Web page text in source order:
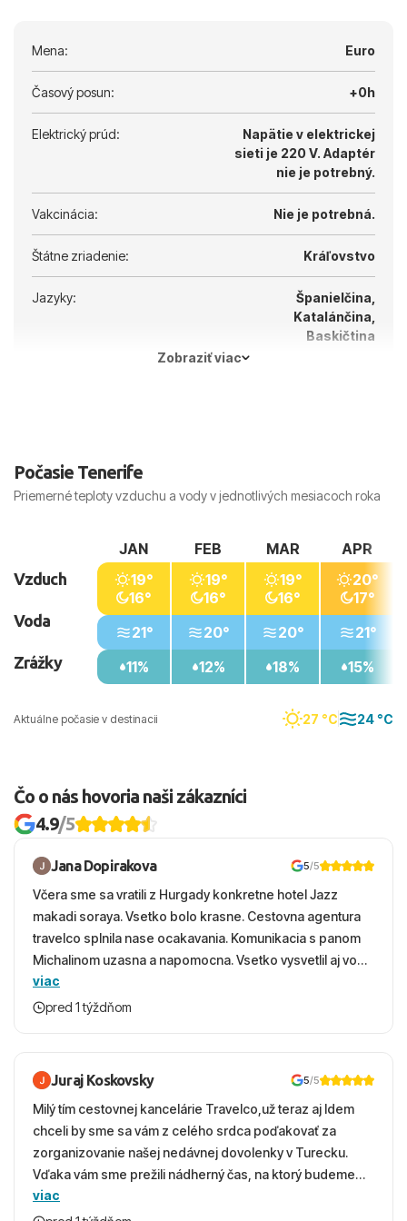
Mena: Euro
Časový posun: +0h
Elektrický prúd:
Napätie v elektrickej
sieti je 220 V. Adaptér
nie je potrebný.
Vakcinácia: Nie je potrebná.
Štátne zriadenie: Kráľovstvo
Jazyky:
Španielčina,
Katalánčina,
Baskičtina
Zobraziť viac
Počasie Tenerife
Priemerné teploty vzduchu a vody v jednotlivých mesiacoch roka
Aktuálne počasie v destinacii 27 °C 24 °C
Vzduch
Voda
Zrážky
JAN
19°
16°
21°
11%
FEB
19°
16°
20°
12%
MAR
19°
16°
20°
18%
APR
20°
17°
21°
15%
Čo o nás hovoria naši zákazníci
4.9/5
Jana Dopirakova 5/5
Včera sme sa vratili z Hurgady konkretne hotel Jazz
makadi soraya. Vsetko bolo krasne. Cestovna agentura
travelco splnila nase ocakavania. Komunikacia s panom
Michalinom uzasna a napomocna. Vsetko vysvetlil aj vo
vecernych hodinach zaco sa ospravedlnujem. Hotel
krasny, cisty. Sluzby top. Strava, prostredie, more,
viac
pred 1 týždňom
Juraj Koskovsky 5/5
Milý tím cestovnej kancelárie Travelco,už teraz aj Idem
chceli by sme sa vám z celého srdca poďakovať za
zorganizovanie našej nedávnej dovolenky v Turecku.
Vďaka vám sme prežili nádherný čas, na ktorý budeme
ešte dlho s úsmevom spomínať. ​Všetko prebehlo
absolútne hladko – od prvotného výberu zájazdu, cez
viac